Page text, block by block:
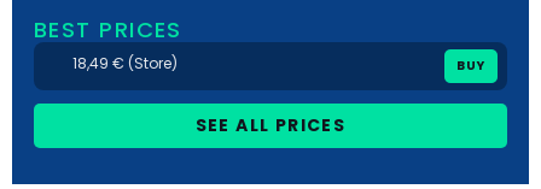
BEST PRICES
18,49 € (Store) BUY
SEE ALL PRICES